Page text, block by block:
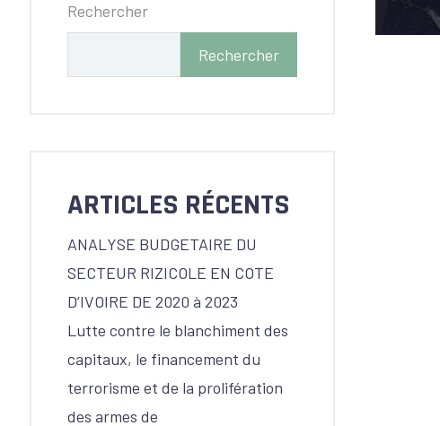
Rechercher
Rechercher
ARTICLES RÉCENTS
ANALYSE BUDGETAIRE DU
SECTEUR RIZICOLE EN COTE
D’IVOIRE DE 2020 à 2023
Lutte contre le blanchiment des
capitaux, le financement du
terrorisme et de la prolifération
des armes de